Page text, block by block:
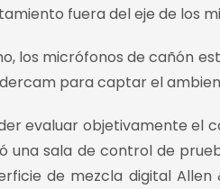
fuera del eje de los
los micrófonos de cañón
para captar el
evaluar objetivamente el
una sala de control de
de mezcla digital Allen